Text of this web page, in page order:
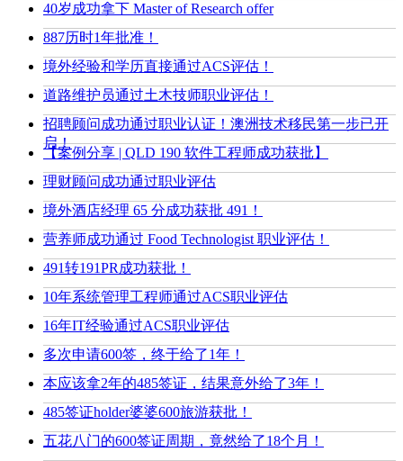
40岁成功拿下 Master of Research offer
887历时1年批准！
境外经验和学历直接通过ACS评估！
道路维护员通过土木技师职业评估！
招聘顾问成功通过职业认证！澳洲技术移民第一步已开
启！
【案例分享 | QLD 190 软件工程师成功获批】
理财顾问成功通过职业评估
境外酒店经理 65 分成功获批 491！
营养师成功通过 Food Technologist 职业评估！
491转191PR成功获批！
10年系统管理工程师通过ACS职业评估
16年IT经验通过ACS职业评估
多次申请600签，终于给了1年！
本应该拿2年的485签证，结果意外给了3年！
485签证holder婆婆600旅游获批！
五花八门的600签证周期，竟然给了18个月！